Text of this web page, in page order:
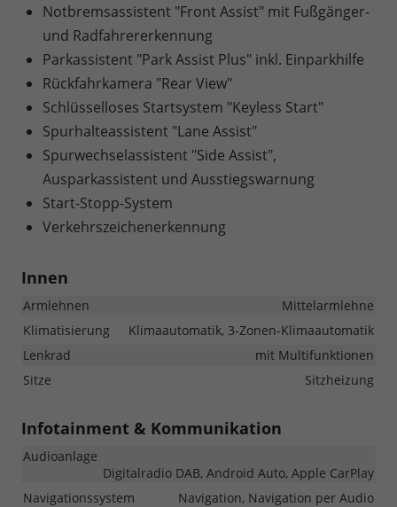
Notbremsassistent "Front Assist" mit Fußgänger-
und Radfahrererkennung
Parkassistent "Park Assist Plus" inkl. Einparkhilfe
Rückfahrkamera "Rear View"
Schlüsselloses Startsystem "Keyless Start"
Spurhalteassistent "Lane Assist"
Spurwechselassistent "Side Assist",
Ausparkassistent und Ausstiegswarnung
Start-Stopp-System
Verkehrszeichenerkennung
Innen
Armlehnen
Mittelarmlehne
Klimatisierung
Klimaautomatik, 3-Zonen-Klimaautomatik
Lenkrad
mit Multifunktionen
Sitze
Sitzheizung
Infotainment & Kommunikation
Audioanlage
Digitalradio DAB, Android Auto, Apple CarPlay
Navigationssystem
Navigation, Navigation per Audio